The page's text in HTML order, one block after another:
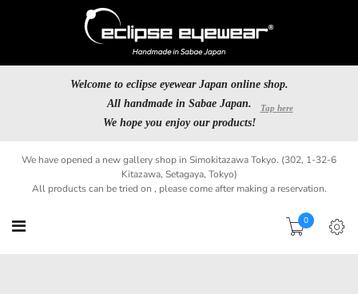
Welcome to eclipse eyewear Japan online shop.
All handmade in Sabae Japan.
We hope you enjoy our products!
We have opened a new gallery shop in Simokitazawa Tokyo. (302, 1-32-6
Kitazawa, Setagaya, Tokyo)
All products can be tried on , please come after making a reservation.
0